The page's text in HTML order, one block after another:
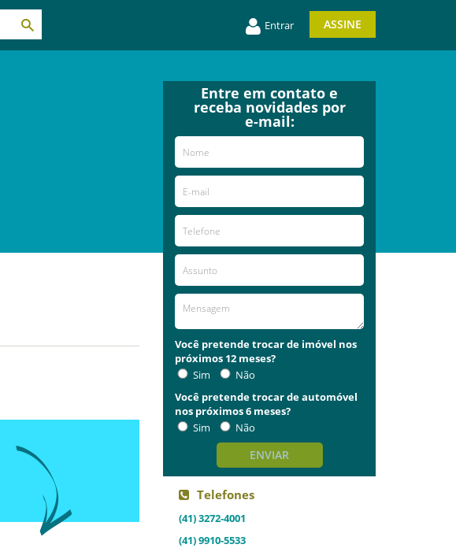
Entrar ASSINE
Entre em contato e
receba novidades por
e-mail:
Você pretende trocar de imóvel nos
próximos 12 meses?
Sim
Não
Você pretende trocar de automóvel
nos próximos 6 meses?
Sim
Não
ENVIAR
Telefones
(41) 3272-4001
(41) 9910-5533